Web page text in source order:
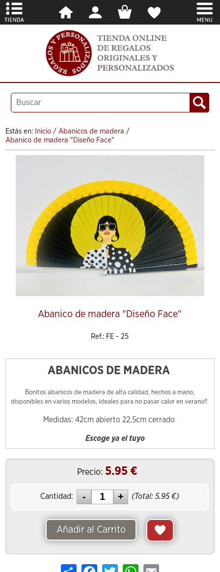
Estás en: Inicio / Abanicos de madera /
Abanico de madera "Diseño Face"
Abanico de madera "Diseño Face"
Ref.: FE - 25
ABANICOS DE MADERA
Bonitos abanicos de madera de alta calidad, hechos a mano,
disponibles en varios modelos, ideales para no pasar calor en verano!!
Medidas: 42cm abierto 22,5cm cerrado
Escoge ya el tuyo
Precio: 5.95 €
Cantidad: (Total:5.95 €)
Añadir al Carrito
Share FacebookTwitterWhatsApp
Email